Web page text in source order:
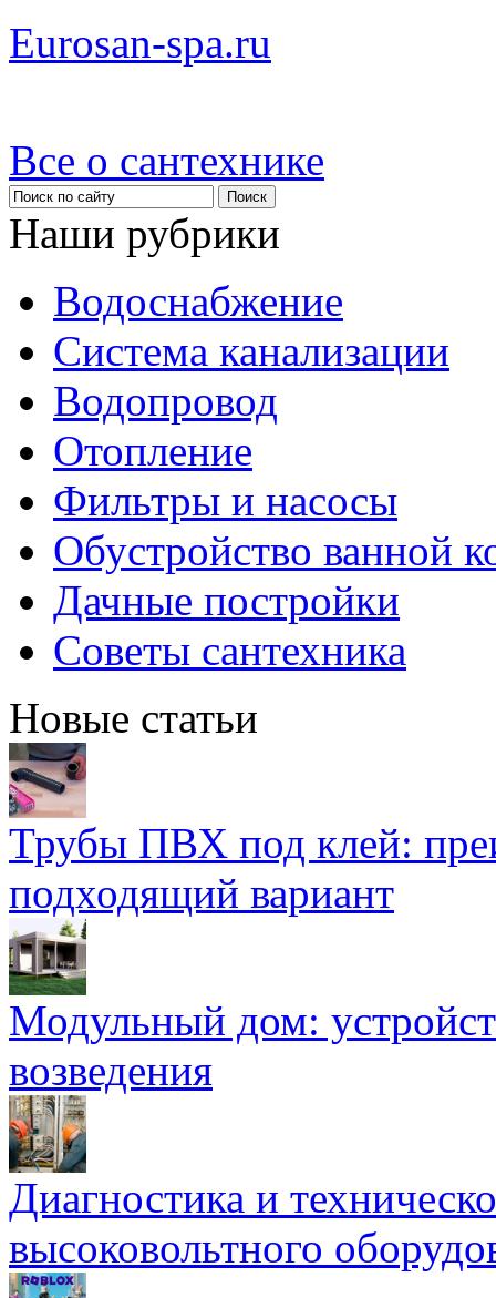
Eurosan-spa.ru
Все о сантехнике
Наши рубрики
Водоснабжение
Система канализации
Водопровод
Отопление
Фильтры и насосы
Обустройство ванной
Дачные постройки
Советы сантехника
Новые статьи
Трубы ПВХ под клей:
подходящий вариант
Модульный дом:
возведения
Диагностика и
высоковольтного